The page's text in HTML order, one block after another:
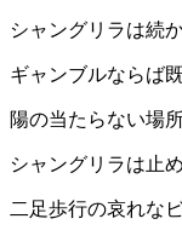
シャングリラは続
ギャンブルならば
陽の当たらない場
シャングリラは止
二足歩行の哀れな